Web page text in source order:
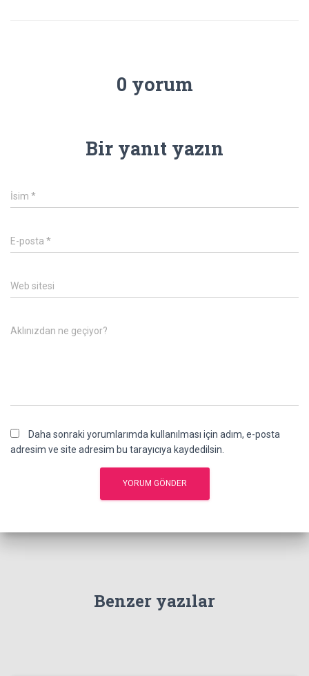
0 yorum
Bir yanıt yazın
İsim *
E-posta *
Web sitesi
Aklınızdan ne geçiyor?
Daha sonraki yorumlarımda kullanılması için adım, e-posta
adresim ve site adresim bu tarayıcıya kaydedilsin.
Benzer yazılar